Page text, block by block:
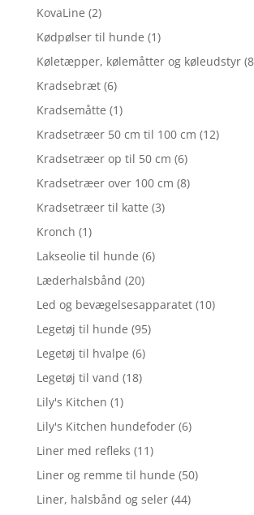
KovaLine (2)
Kødpølser til hunde (1)
Køletæpper, kølemåtter og køleudstyr
Kradsebræt (6)
Kradsemåtte (1)
Kradsetræer 50 cm til 100 cm (12)
Kradsetræer op til 50 cm (6)
Kradsetræer over 100 cm (8)
Kradsetræer til katte (3)
Kronch (1)
Lakseolie til hunde (6)
Læderhalsbånd (20)
Led og bevægelsesapparatet (10)
Legetøj til hunde (95)
Legetøj til hvalpe (6)
Legetøj til vand (18)
Lily's Kitchen (1)
Lily's Kitchen hundefoder (6)
Liner med refleks (11)
Liner og remme til hunde (50)
Liner, halsbånd og seler (44)